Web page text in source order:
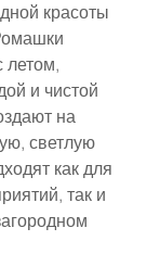
красоты
летом,
и чистой
на
светлую
как для
так и